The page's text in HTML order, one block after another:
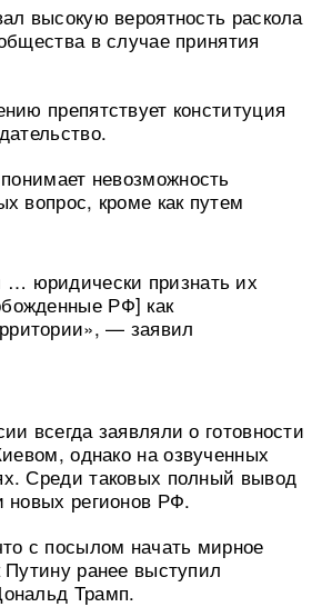
высокую вероятность раскола
в случае принятия
препятствует конституция
невозможность
вопрос, кроме как путем
юридически признать их
РФ] как
— заявил
всегда заявляли о готовности
однако на озвученных
Среди таковых полный вывод
новых регионов РФ.
с посылом начать мирное
Путину ранее выступил
Трамп.